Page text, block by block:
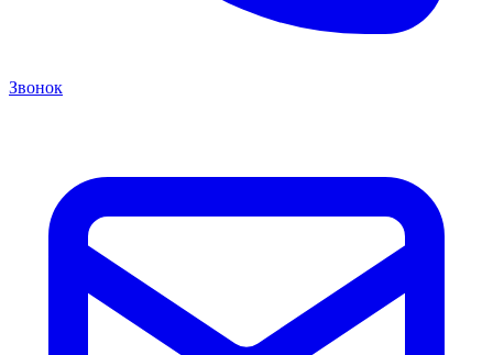
Звонок